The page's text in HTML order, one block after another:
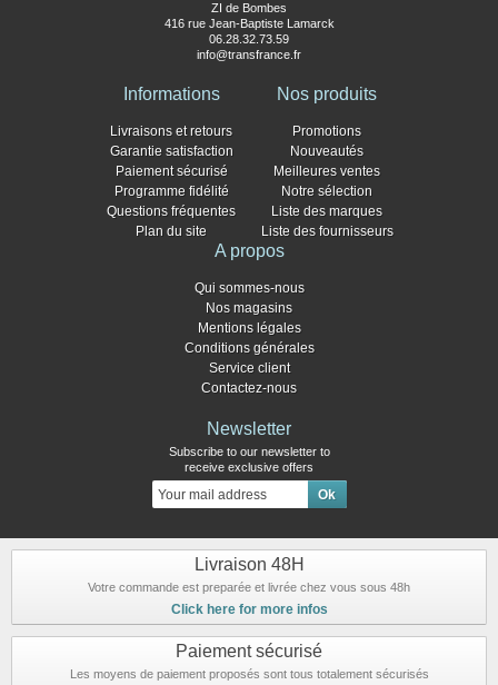
ZI de Bombes
416 rue Jean-Baptiste Lamarck
06.28.32.73.59
info@transfrance.fr
Informations
Livraisons et retours
Garantie satisfaction
Paiement sécurisé
Programme fidélité
Questions fréquentes
Plan du site
Nos produits
Promotions
Nouveautés
Meilleures ventes
Notre sélection
Liste des marques
Liste des fournisseurs
A propos
Qui sommes-nous
Nos magasins
Mentions légales
Conditions générales
Service client
Contactez-nous
Newsletter
Subscribe to our newsletter to
receive exclusive offers
Livraison 48H
Votre commande est preparée et livrée chez vous sous 48h
Click here for more infos
Paiement sécurisé
Les moyens de paiement proposés sont tous totalement sécurisés